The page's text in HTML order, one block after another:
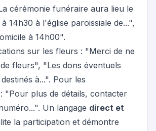
cérémonie funéraire aura lieu le
14h30 à l'église paroissiale de...",
à 14h00".
sur les fleurs : "Merci de ne
fleurs", "Les dons éventuels
à...". Pour les
"Pour plus de détails, contacter
Un langage direct et
la participation et démontre